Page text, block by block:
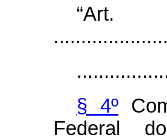
§ 4º
Federal